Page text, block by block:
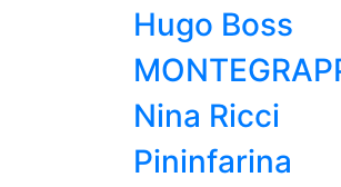
Hugo Boss
Nina Ricci
Pininfarina